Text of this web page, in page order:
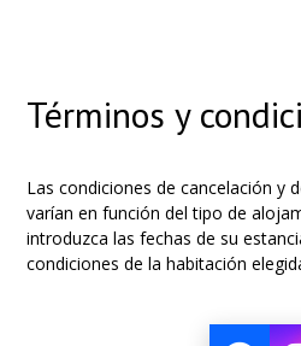
Términos y
Las condiciones de cancelación y
varían en función del tipo de
introduzca las fechas de su
condiciones de la habitación